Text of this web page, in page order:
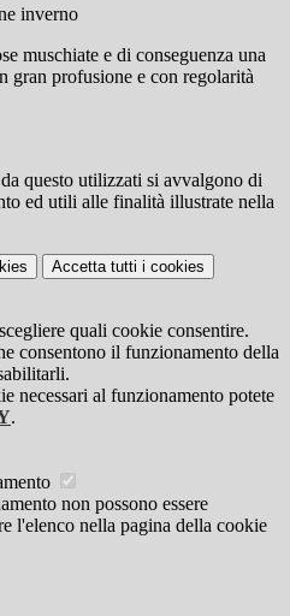
inverno
muschiate e di conseguenza una
gran profusione e con regolarità
questo utilizzati si avvalgono di
ed utili alle finalità illustrate nella
Accetta tutti i cookies
quali cookie consentire.
consentono il funzionamento della
necessari al funzionamento potete
.
non possono essere
l'elenco nella pagina della cookie